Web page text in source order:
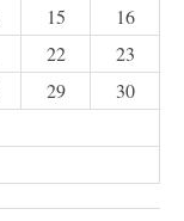
15
16
22
23
29
30